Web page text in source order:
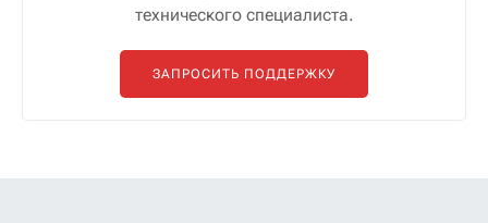
технического специалиста.
ЗАПРОСИТЬ ПОДДЕРЖКУ